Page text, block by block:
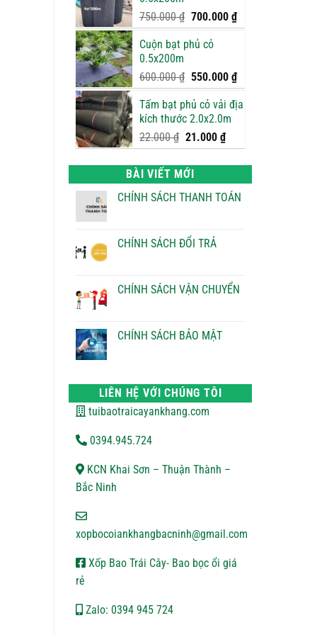
900.000 ₫.
750.000₫ Giá
gốc
là:
700.000 ₫Giá
hiện
700.000 ₫.
Cuộn bạt phủ cỏ
0.5x200m
600.000₫ Giá
gốc
là:
600.000 ₫.
550.000 ₫Giá
hiện
tại
Tấm bạt phủ cỏ vải địa
kích thước 2.0x2.0m
22.000₫ Giá
gốc
là:
22.000 ₫.
21.000 ₫Giá
hiện
tại
là:
21.000 ₫.
BÀI VIẾT MỚI
CHÍNH SÁCH THANH TOÁN
luận
ở
TOÁN
CHÍNH SÁCH ĐỔI TRẢ
luận
ở
TRẢ
CHÍNH SÁCH VẬN CHUYỂN
luận
ởCHÍNH SÁCH BẢO MẬT
ở
CHÍNH
SÁCH
BẢO
LIÊN HỆ VỚI CHÚNG TÔI
tuibaotraicayankhang.com
0394.945.724
KCN Khai Sơn – Thuận Thành –
Bắc Ninh
xopbocoiankhangbacninh@gmail.com
Xốp Bao Trái Cây- Bao bọc ổi giá
rẻ
Zalo: 0394 945 724